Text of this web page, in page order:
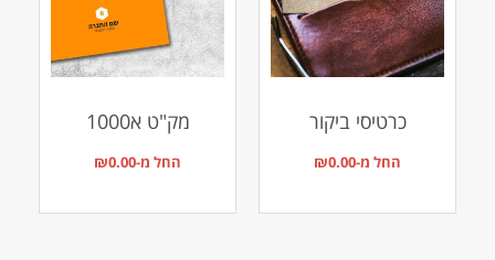
כרטיסי ביקור
החל מ- ₪0.00
מק"ט א1000
החל מ- ₪0.00